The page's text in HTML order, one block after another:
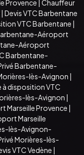
Provence | Chauffeur
| Devis VTC Barbentane
VTC Barbentane |
Aéroport
Aéroport
Barbentane-
Barbentane-
lès-Avignon |
à disposition VTC
lès-Avignon |
Marseille Provence |
Marseille
lès-Avignon-
Morières-lès-
VTC Vedène |